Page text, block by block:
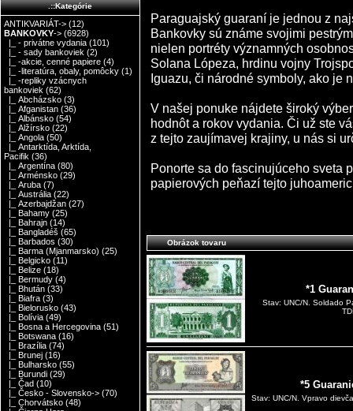
.::Kategórie
ANTIKVARIÁT-> (12)
BANKOVKY-> (6928)
|_ - privátne vydania (101)
|_ - sady bankoviek (2)
|_ -akcie, cenné papiere (4)
|_ -literatúra, obaly, pomôcky (1)
|_ -repliky vzácnych
bankoviek (62)
|_ Abcházsko (3)
|_ Afganistan (36)
|_ Albánsko (54)
|_ Alžírsko (22)
|_ Angola (50)
|_ Antarktída, Arktída,
Pacifik (36)
|_ Argentína (80)
|_ Arménsko (29)
|_ Aruba (7)
|_ Austrália (22)
|_ Azerbajdžan (27)
|_ Bahamy (25)
|_ Bahrajn (14)
|_ Bangladéš (65)
|_ Barbados (30)
|_ Barma (Mjanmarsko) (25)
|_ Belgicko (11)
|_ Belize (18)
|_ Bermudy (4)
|_ Bhután (33)
|_ Biafra (3)
|_ Bielorusko (43)
|_ Bolívia (49)
|_ Bosna a Hercegovina (51)
|_ Botswana (16)
|_ Brazília (74)
|_ Brunej (16)
|_ Bulharsko (55)
|_ Burundi (29)
|_ Čad (10)
|_ Česko - Slovensko-> (70)
|_ Chorvátsko (48)
Paraguajský guaraní je jednou z
Bankovky sú známe svojimi
nielen portréty významných
Solana Lópeza, hrdinu vojny
Iguazu, či národné symboly, ako je
V našej ponuke nájdete široký
hodnôt a rokov vydania. Či už ste
z tejto zaujímavej krajiny, u nás si
Ponorte sa do fascinujúceho sveta
papierových peňazí tejto
Obrázok tovaru
*1
Stav: UNC/N. Soldado
*5
Stav: UNC/N. Vpravo